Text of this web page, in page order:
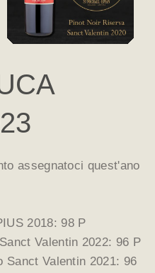
assegnatoci quest'ano
2018: 98 P
Valentin 2022: 96 P
Sanct Valentin 2021: 96